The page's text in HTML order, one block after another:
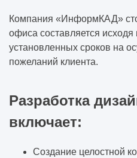
Компания «ИнформКАД»
офиса составляется
установленных сроков на
пожеланий клиента.
Разработка
включает:
Создание целостной